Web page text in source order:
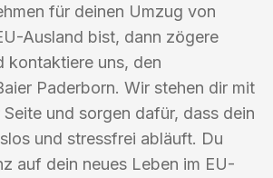
für deinen Umzug von
Ausland bist, dann zögere
kontaktiere uns, den
Paderborn. Wir stehen dir mit
und sorgen dafür, dass dein
und stressfrei abläuft. Du
auf dein neues Leben im EU-